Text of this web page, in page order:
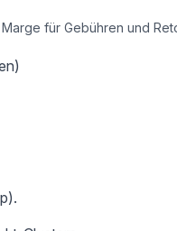
für Gebühren und